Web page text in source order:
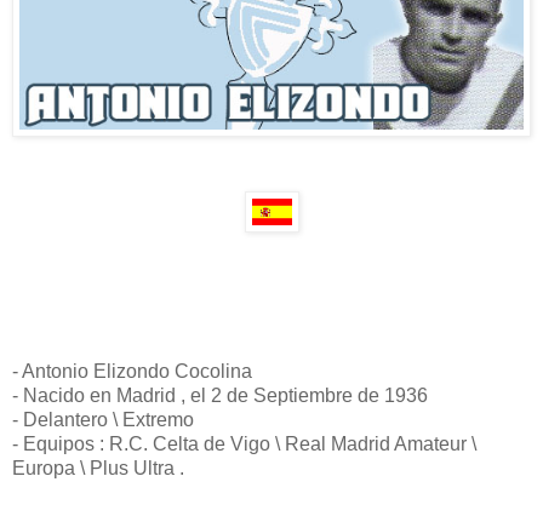
- Antonio Elizondo Cocolina
- Nacido en Madrid , el 2 de Septiembre de 1936
- Delantero \ Extremo
- Equipos : R.C. Celta de Vigo \ Real Madrid Amateur \
Europa \ Plus Ultra .